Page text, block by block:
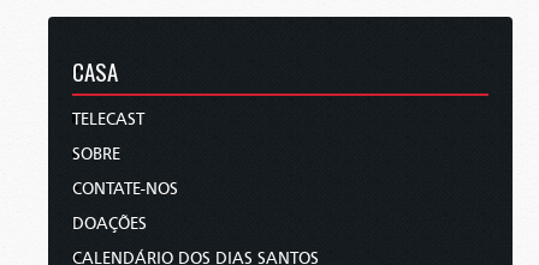
CASA
TELECAST
SOBRE
CONTATE-NOS
DOAÇÕES
CALENDÁRIO DOS DIAS SANTOS